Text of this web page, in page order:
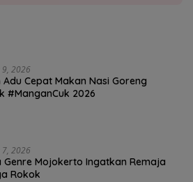
9, 2026
Adu Cepat Makan Nasi Goreng
#ManganCuk 2026
7, 2026
Genre Mojokerto Ingatkan Remaja
Rokok